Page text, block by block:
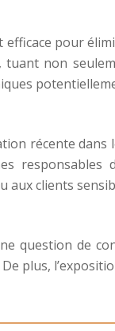
pour
non
récente
aux clients
de
plus,